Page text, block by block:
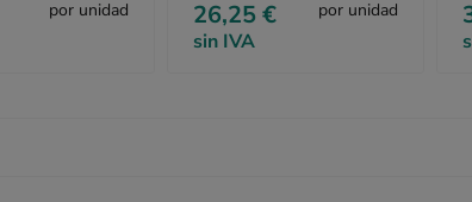
por unidad 26,25 €
sin IVA
por unidad